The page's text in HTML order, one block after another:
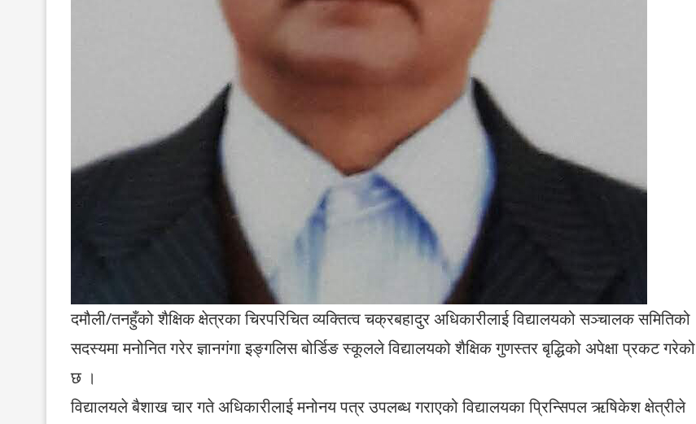
दमौली/तनहुँको शैक्षिक क्षेत्रका चिरपरिचित व्यक्तित्व चक्रबहादुर अधिकारीलाई विद्यालयको सञ्चालक समितिको
सदस्यमा मनोनित गरेर ज्ञानगंगा इङ्गलिस बोर्डिङ स्कूलले विद्यालयको शैक्षिक गुणस्तर बृद्धिको अपेक्षा प्रकट गरेको
छ ।
विद्यालयले बैशाख चार गते अधिकारीलाई मनोनय पत्र उपलब्ध गराएको विद्यालयका प्रिन्सिपल ऋषिकेश क्षेत्रीले